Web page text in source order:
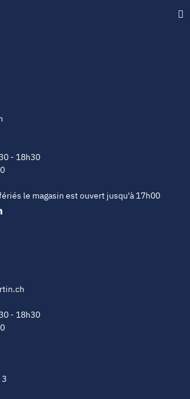
- 18h30
le magasin est ouvert jusqu'à 17h00
- 18h30